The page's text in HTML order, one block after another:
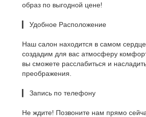
образ по выгодной цене!
▎ Удобное Расположение
Наш салон находится в самом
создадим для вас атмосферу
вы сможете расслабиться и
преображения.
▎ Запись по телефону
Не ждите! Позвоните нам прямо